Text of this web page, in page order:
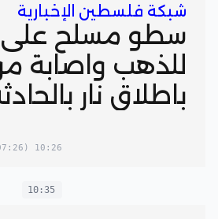
شبكة فلسطين الإخبارية
سطو مسلح
للذهب واصابة
باطلاق نار
10:26
(07:26 in your timezone)
10:35